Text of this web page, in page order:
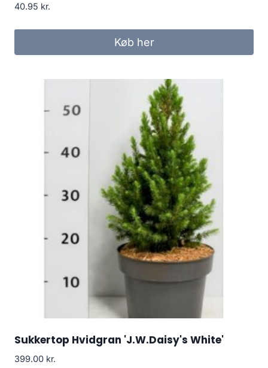
40.95 kr.
Køb her
Sukkertop Hvidgran 'J.W.Daisy's White'
399.00 kr.